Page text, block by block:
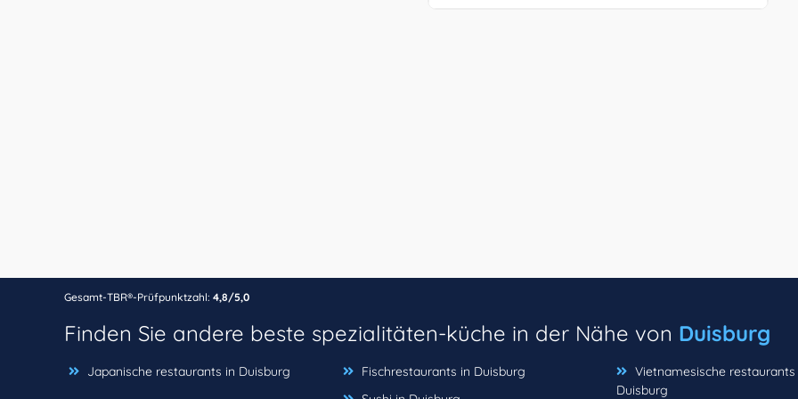
Gesamt-TBR®-Prüfpunktzahl: 4,8/5,0
Finden Sie andere beste spezialitäten-küche in der Nähe von Duisburg
Japanische restaurants in Duisburg
Fischrestaurants in Duisburg
Vietnamesische restaurants
Duisburg